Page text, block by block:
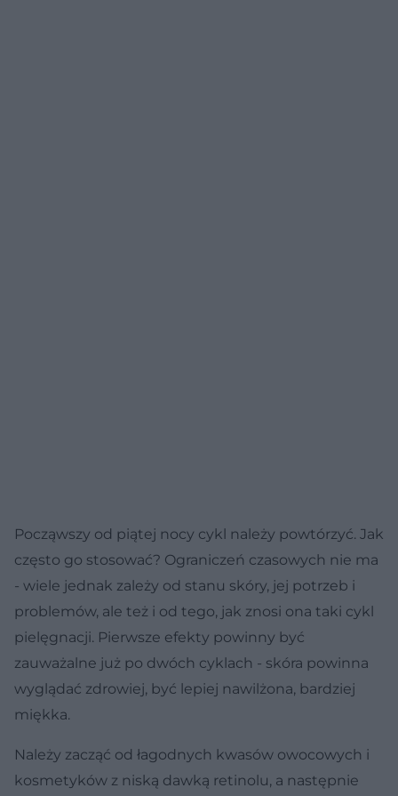
Począwszy od piątej nocy cykl należy powtórzyć. Jak
często go stosować? Ograniczeń czasowych nie ma
- wiele jednak zależy od stanu skóry, jej potrzeb i
problemów, ale też i od tego, jak znosi ona taki cykl
pielęgnacji. Pierwsze efekty powinny być
zauważalne już po dwóch cyklach - skóra powinna
wyglądać zdrowiej, być lepiej nawilżona, bardziej
miękka.
Należy zacząć od łagodnych kwasów owocowych i
kosmetyków z niską dawką retinolu, a następnie